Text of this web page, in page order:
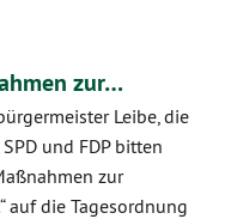
zur…
Leibe, die
und FDP bitten
zur
auf die Tagesordnung